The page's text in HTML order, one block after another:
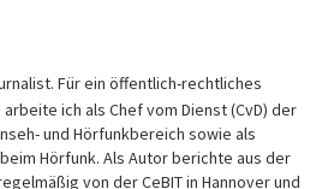
Für ein öffentlich-rechtliches
ich als Chef vom Dienst (CvD) der
und Hörfunkbereich sowie als
Hörfunk. Als Autor berichte aus der
von der CeBIT in Hannover und